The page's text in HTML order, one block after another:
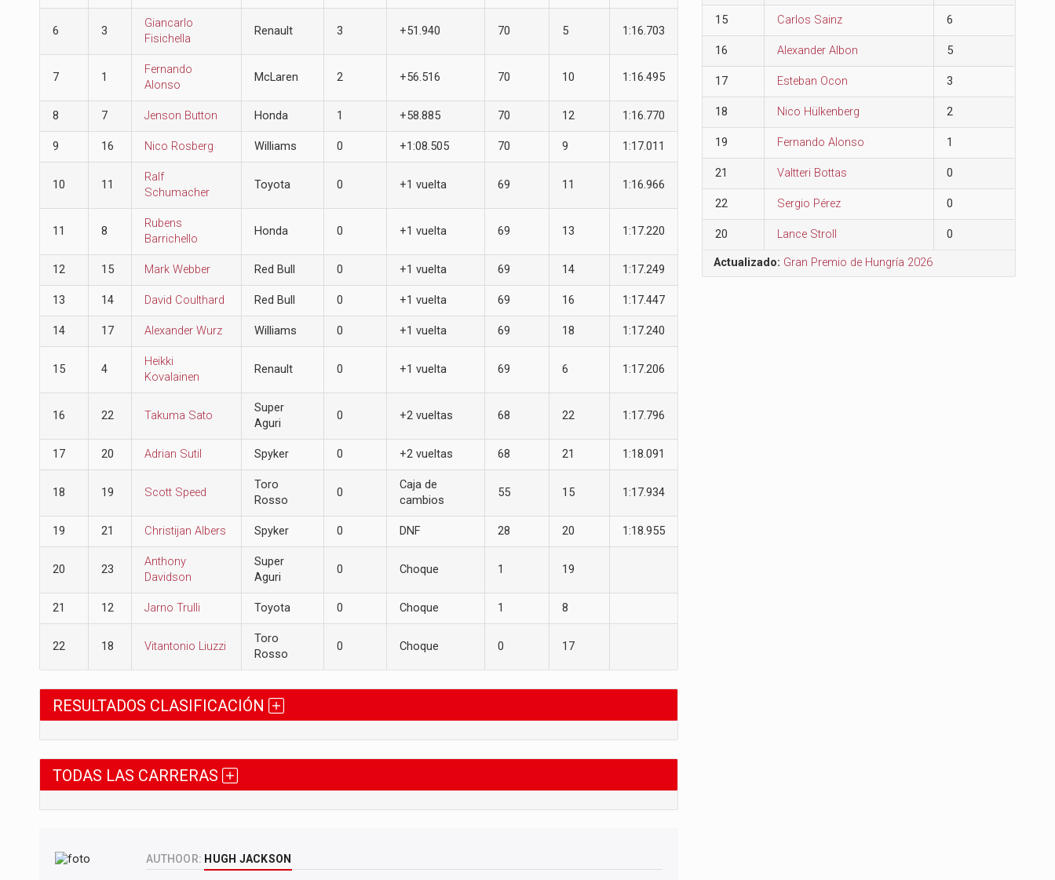
6 3
Giancarlo
Fisichella
Renault 3 +51.940 70 5 1:16.703
7 1
Fernando
Alonso
McLaren 2 +56.516 70 10 1:16.495
8 7 Jenson Button Honda 1 +58.885 70 12 1:16.770
9 16 Nico Rosberg Williams 0 +1:08.505 70 9 1:17.011
10 11
Ralf
Schumacher
Toyota 0 +1 vuelta 69 11 1:16.966
11 8
Rubens
Barrichello
Honda 0 +1 vuelta 69 13 1:17.220
12 15 Mark Webber Red Bull 0 +1 vuelta 69 14 1:17.249
13 14 David Coulthard Red Bull 0 +1 vuelta 69 16 1:17.447
14 17 Alexander Wurz Williams 0 +1 vuelta 69 18 1:17.240
15 4
Heikki
Kovalainen
Renault 0 +1 vuelta 69 6 1:17.206
16 22 Takuma Sato
Super
Aguri
0 +2 vueltas 68 22 1:17.796
17 20 Adrian Sutil Spyker 0 +2 vueltas 68 21 1:18.091
18 19 Scott Speed
Toro
Rosso
0
Caja de
cambios
55 15 1:17.934
19 21 Christijan Albers Spyker 0 DNF 28 20 1:18.955
20 23
Anthony
Davidson
Super
Aguri
0 Choque 1 19
21 12 Jarno Trulli Toyota 0 Choque 1 8
22 18 Vitantonio Liuzzi
Toro
Rosso
0 Choque 0 17
RESULTADOS CLASIFICACIÓN
TODAS LAS CARRERAS
AUTHOOR: HUGH JACKSON
15 Carlos Sainz 6
16 Alexander Albon 5
17 Esteban Ocon 3
18 Nico Hülkenberg 2
19 Fernando Alonso 1
21 Valtteri Bottas 0
22 Sergio Pérez 0
20 Lance Stroll 0
Actualizado: Gran Premio de Hungría 2026